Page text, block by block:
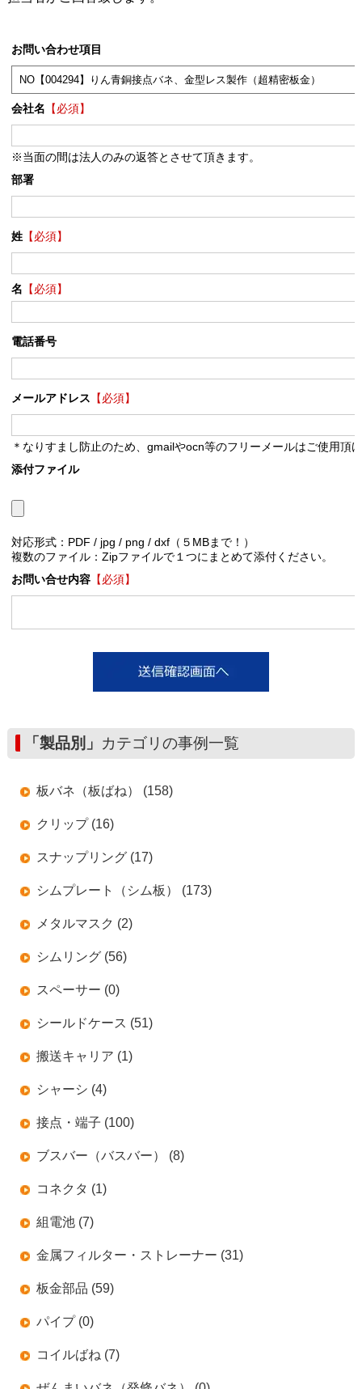
お問い合わせ項目
会社名 【必須】
※当面の間は法人のみの返答とさせて頂きます。
部署
姓【必須】
名 【必須】
電話番号
メールアドレス 【必須】
＊なりすまし防止のため、gmailやocn等のフリーメールはご使用頂
添付ファイル
対応形式：PDF / jpg / png / dxf（５MBまで！）
複数のファイル：Zipファイルで１つにまとめて添付ください。
お問い合せ内容【必須】
「製品別」 カテゴリの事例一覧
板バネ（板ばね） (158)
クリップ (16)
スナップリング (17)
シムプレート（シム板） (173)
メタルマスク (2)
シムリング (56)
スペーサー (0)
シールドケース (51)
搬送キャリア (1)
シャーシ (4)
接点・端子 (100)
ブスバー（バスバー） (8)
コネクタ (1)
組電池 (7)
金属フィルター・ストレーナー (31)
板金部品 (59)
パイプ (0)
コイルばね (7)